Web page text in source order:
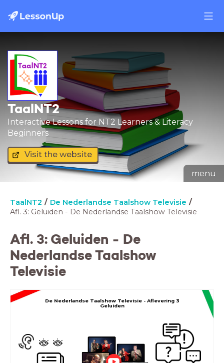
TaalNT2
Interactive Lessons for NT2 Learners & Literacy
Beginners
Visit the website
menu
TaalNT2
De Nederlandse Taalshow Televisie
Afl. 3: Geluiden - De Nederlandse Taalshow Televisie
Afl. 3: Geluiden - De
Nederlandse Taalshow
Televisie
De Nederlandse Taalshow Televisie - Aflevering 3
Geluiden